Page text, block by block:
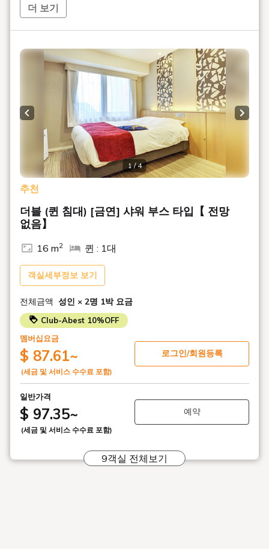
호텔 'SUI'란?
에도시대부터 이어지는 일본의 미의식인 「멋(수)」를 현대에
계승해, 일본의 전통미와 현대적인 쾌적함을 융합시킨 체재 체
■액세스
명소 넘치는 게이한 본선 「시미즈 고조역」에서 도보 1분의
일본의 전통과 현대가 융합하는 아름다운 거리 속에서 관광·음
식·쇼핑을 즐길 수 있습니다.
■계절마다의 음료 과자가 즐길 수 있는 웰컴 서비스 「취점」
【15:00～17:00】
프런트의 「오리로(이로리)」스페이스에서, 여름은 차가운 녹
차와 와라비떡, 가을은 호지차와 경단을 준비하고 있습니다.
(※6월 15일 이후의 서비스 내용입니다)
시오.
※메뉴는 변경될 가능성이 있습니다.
■해피 아워 「수취」【17:00～18:30】
각종 알코올과 청량 음료를 무료(셀프 서비스)로 즐기실 수 있
습니다.
옥진, 유자 주스, 차가운 녹차 등 깔끔한 라인업입니다. (※6월
15일 이후의 서비스 내용입니다)
※안주 제공은 없습니다.
■수량 한정! 야식 서비스 「수야」【18:30～20:30】
투숙객 한정 무료 야식 「SUI 우동」. 이웃에 있는 교토의 노
포 「반베에」의 국수를 토핑하고 리뉴얼했습니다.
담백한 국물에 코시가 있는 사누키 우동은, 여름의 밤의 아랫
배를 채우기에 딱 좋은 일품입니다.
※선착순・수량 한정이 됩니다.
■스낵 YOASOBI【20：30～22：30 최종 입점 22：00】
호텔 스탭이 운영하는, 숙박자 한정의 스낵(가라오케 BAR)입
낮에 대응한 프런트 스탭이 카운터에 서는 것도. 여행의 마무
더 보기
1 / 4
Previous slide Next
추천
더블 (퀸 침대) [금연] 샤워 부스 타입【 전망
없음】
16 m2 퀸 : 1대
객실세부정보 보기
전체금액 성인 × 2명 1박 요금
Club-Abest 10%OFF
멤버십요금
$ 87.61~
(세금 및 서비스 수수료 포함)
로그인/회원등록
일반가격
$ 97.35~
(세금 및 서비스 수수료 포함)
예약
9객실 전체보기